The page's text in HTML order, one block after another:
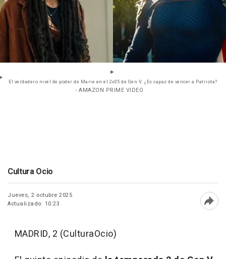
El verdadero nivel de poder de Marie en el 2x05 de Gen V: ¿Es capaz de vencer a Patriota?
- AMAZON PRIME VIDEO
Cultura Ocio
Jueves, 2 octubre 2025
Actualizado: 10:23
MADRID, 2 (CulturaOcio)